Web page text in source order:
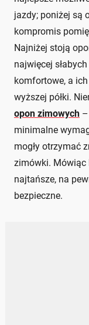
jazdy; poniżej są
kompromis
Najniżej stoją
najwięcej
komfortowe, a
wyższej półki.
opon zimowych
minimalne
mogły otrzymać
zimówki. Mówiąc
najtańsze, na
bezpieczne.